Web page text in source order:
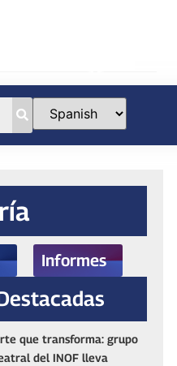
Informes
que transforma: grupo
del INOF lleva